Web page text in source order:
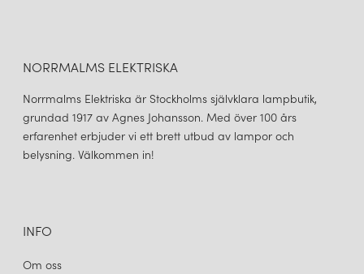
NORRMALMS ELEKTRISKA
Norrmalms Elektriska är Stockholms självklara lampbutik,
grundad 1917 av Agnes Johansson. Med över 100 års
erfarenhet erbjuder vi ett brett utbud av lampor och
belysning. Välkommen in!
INFO
Om oss